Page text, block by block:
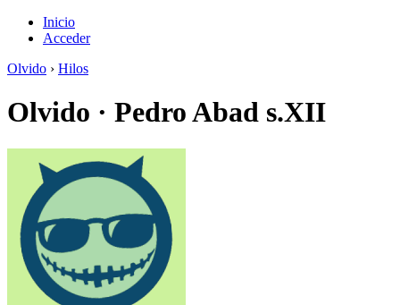
Inicio
Acceder
Olvido › Hilos
Olvido · Pedro Abad s.XII